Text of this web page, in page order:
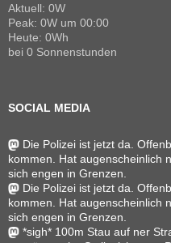
Aktuell: 0W
Peak: 0W um 00:00
Heute: 0Wh
bei 0 Sonnenstunden
SOCIAL MEDIA
Die Polizei ist jetzt da.
kommen. Hat augenscheinlich
sich engen in Grenzen.
Die Polizei ist jetzt da.
kommen. Hat augenscheinlich
sich engen in Grenzen.
*sigh* 100m Stau auf ner